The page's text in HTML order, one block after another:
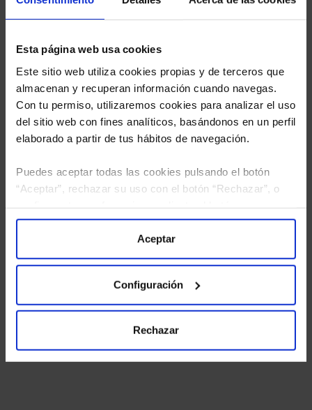
Esta página web usa cookies
Este sitio web utiliza cookies propias y de terceros que
almacenan y recuperan información cuando navegas.
Con tu permiso, utilizaremos cookies para analizar el uso
del sitio web con fines analíticos, basándonos en un perfil
elaborado a partir de tus hábitos de navegación.
Puedes aceptar todas las cookies pulsando el botón
“Aceptar”, rechazar su uso con el botón “Rechazar”, o
“Configuración”. Consulta nuestraPolítica
para más información.
Aceptar
Configuración
Rechazar
He leídola política de privacidady consiento el
tratamiento de mis datos personales.